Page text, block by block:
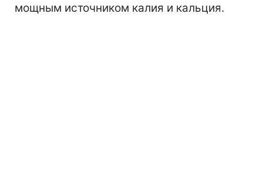
мощным источником калия и кальция.